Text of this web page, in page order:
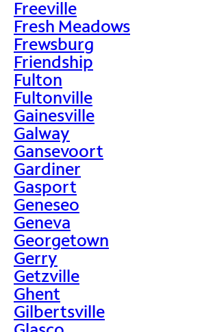
Freeville
Fresh Meadows
Frewsburg
Friendship
Fulton
Fultonville
Gainesville
Galway
Gansevoort
Gardiner
Gasport
Geneseo
Geneva
Georgetown
Gerry
Getzville
Ghent
Gilbertsville